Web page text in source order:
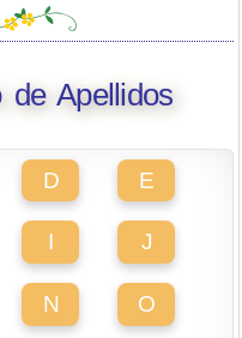
de Apellidos
D E
I J
N O